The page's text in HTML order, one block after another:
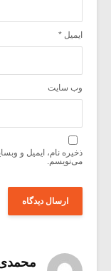
ایمیل *
وب‌ سایت
ذخیره نام، ایمیل و
می‌نویسم.